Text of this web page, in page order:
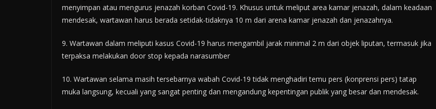
menyimpan atau mengurus jenazah korban Covid-19. Khusus untuk meliput area kamar jenazah, dalam keadaan
mendesak, wartawan harus berada setidak-tidaknya 10 m dari arena kamar jenazah dan jenazahnya.
9. Wartawan dalam meliputi kasus Covid-19 harus mengambil jarak minimal 2 m dari objek liputan, termasuk jika
terpaksa melakukan door stop kepada narasumber
10. Wartawan selama masih tersebarnya wabah Covid-19 tidak menghadiri temu pers (konprensi pers) tatap
muka langsung, kecuali yang sangat penting dan mengandung kepentingan publik yang besar dan mendesak.